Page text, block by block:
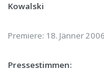
Kowalski
Premiere: 18. Jänner 2006
Pressestimmen: